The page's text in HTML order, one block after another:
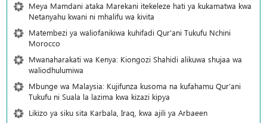
Meya Mamdani ataka Marekani itekeleze hati ya kukamatwa kwa
Netanyahu kwani ni mhalifu wa kivita
Matembezi ya waliofanikiwa kuhifadi Qur'ani Tukufu Nchini
Morocco
Mwanaharakati wa Kenya: Kiongozi Shahidi alikuwa shujaa wa
waliodhulumiwa
Mbunge wa Malaysia: Kujifunza kusoma na kufahamu Qur’ani
Tukufu ni Suala la lazima kwa kizazi kipya
Likizo ya siku sita Karbala, Iraq, kwa ajili ya Arbaeen